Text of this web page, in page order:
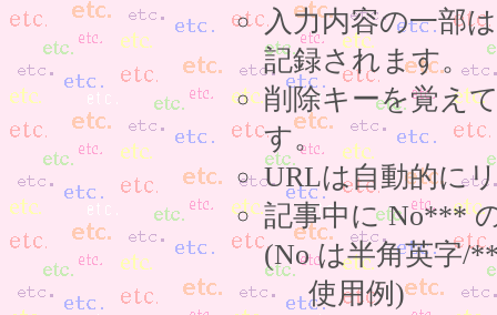
入力内容の一部
記録されます。
削除キーを覚え
す。
URLは自動的に
記事中に No***
(No は半角英字/
使用例)